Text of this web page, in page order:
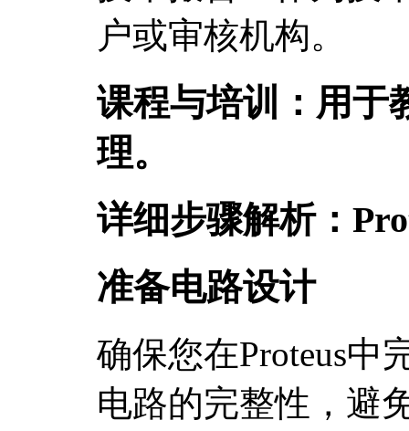
户或审核机构。
课程与培训：用于
理。
详细步骤解析：
准备电路设计
确保您在Proteus中
电路的完整性，避